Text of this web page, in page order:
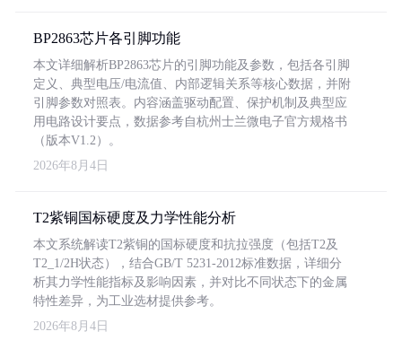
BP2863芯片各引脚功能
本文详细解析BP2863芯片的引脚功能及参数，包括各引脚
定义、典型电压/电流值、内部逻辑关系等核心数据，并附
引脚参数对照表。内容涵盖驱动配置、保护机制及典型应
用电路设计要点，数据参考自杭州士兰微电子官方规格书
（版本V1.2）。
2026年8月4日
T2紫铜国标硬度及力学性能分析
本文系统解读T2紫铜的国标硬度和抗拉强度（包括T2及
T2_1/2H状态），结合GB/T 5231-2012标准数据，详细分
析其力学性能指标及影响因素，并对比不同状态下的金属
特性差异，为工业选材提供参考。
2026年8月4日